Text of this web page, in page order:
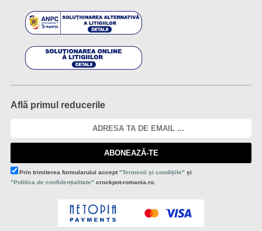
Află primul reducerile
ABONEAZĂ-TE
Prin trimiterea formularului accept"Termenii și condițiile" și
"Politica de confidențialitate" crockpot-romania.ro.